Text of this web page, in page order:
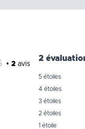
• 2 avis
2
5 étoiles
4 étoiles
3 étoiles
2 étoiles
1 étoile